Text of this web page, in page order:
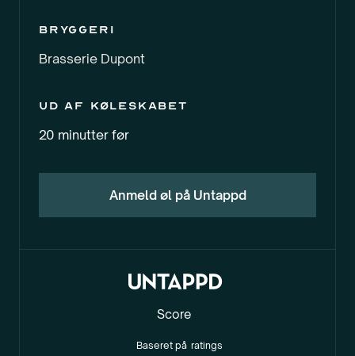
Bryggeri
Brasserie Dupont
Ud af køleskabet
20 minutter før
Anmeld øl på Untappd
Score
Baseret på ratings